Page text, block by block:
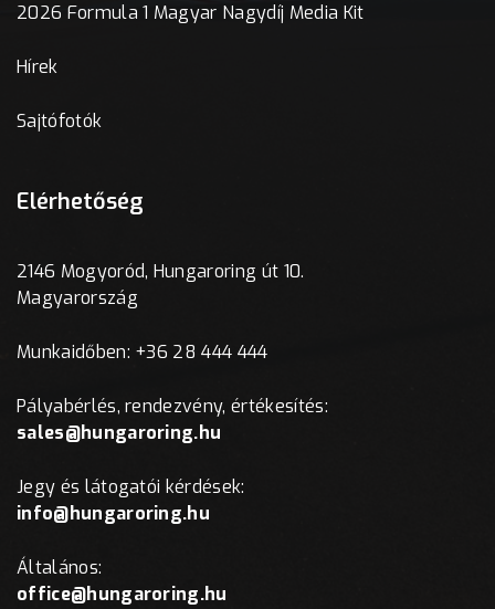
2026 Formula 1 Magyar Nagydíj Media Kit
Hírek
Sajtófotók
Elérhetőség
2146 Mogyoród, Hungaroring út 10.
Magyarország
Munkaidőben: +36 28 444 444
Pályabérlés, rendezvény, értékesítés:
sales@hungaroring.hu
Jegy és látogatói kérdések:
info@hungaroring.hu
Általános:
office@hungaroring.hu